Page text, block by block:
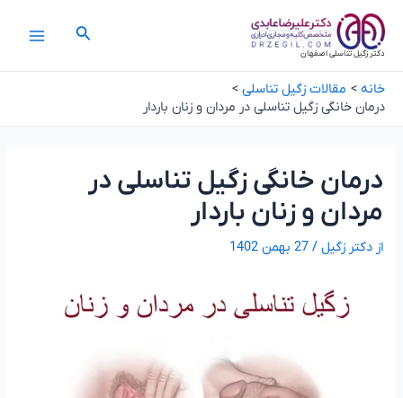
محتوادکتر زگیل تناسلی اصفهان
جستجو
خانه
مقالات زگیل تناسلی
درمان خانگی زگیل تناسلی در مردان و زنان باردار
درمان خانگی زگیل تناسلی در
مردان و زنان باردار
از دکتر زگیل/27 بهمن 1402
پیمایش
نوشته